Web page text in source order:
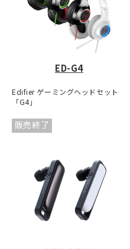
ED-G4
Edifier ゲーミングヘッドセット
「G4」
販売終了